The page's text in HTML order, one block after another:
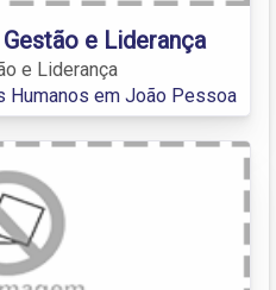
e Liderança
e Liderança
Humanos em João Pessoa